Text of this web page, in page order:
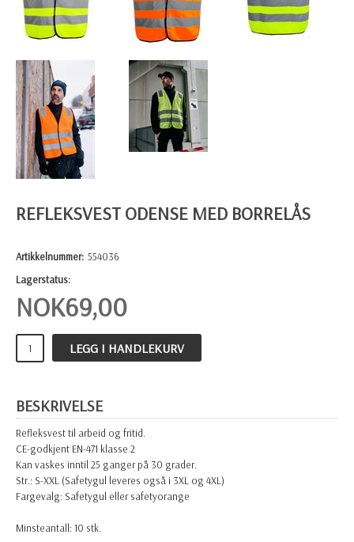
REFLEKSVEST ODENSE MED BORRELÅS
Artikkelnummer: 554036
Lagerstatus:
NOK69,00
LEGG I HANDLEKURV
BESKRIVELSE
Refleksvest til arbeid og fritid.
CE-godkjent EN-471 klasse 2
Kan vaskes inntil 25 ganger på 30 grader.
Str.: S-XXL (Safetygul leveres også i 3XL og 4XL)
Fargevalg: Safetygul eller safetyorange
Minsteantall: 10 stk.